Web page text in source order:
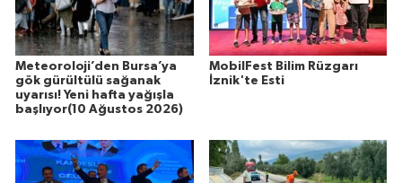
Meteoroloji’den Bursa’ya
gök gürültülü sağanak
uyarısı! Yeni hafta yağışla
başlıyor(10 Ağustos 2026)
MobilFest Bilim Rüzgarı
İznik'te Esti